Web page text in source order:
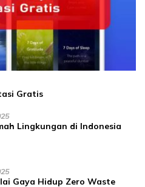
Gratis
Lingkungan di Indonesia
Gaya Hidup Zero Waste